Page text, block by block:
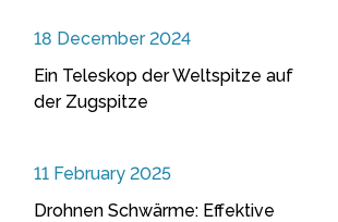
18 December 2024
Ein Teleskop der Weltspitze auf
der Zugspitze
11 February 2025
Drohnen Schwärme: Effektive